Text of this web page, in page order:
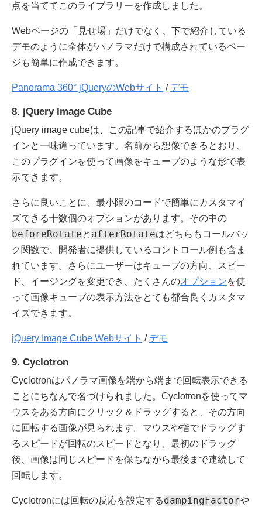
点を当ててこのライブラリーを作成しました。
Webページの「見せ場」だけでなく、下で紹介している
デモのように全体がパノラマだけで構成されているペー
ジも簡単に作成できます。
Panorama 360° jQueryのWebサイト / デモ
8. jQuery Image Cube
jQuery image cubeは、この記事で紹介するほかのプラグ
インと一味違っています。名前から想像できるとおり、
このプラグインを使って画像をキューブのような形で表
示できます。
さらに良いことに、最小限のコードで簡単にカスタマイ
ズできる十数個のオプションがあります。その中の
beforeRotateと afterRotateはどちらもコールバッ
ク関数で、開発者に提供しているコントロール例も含ま
れています。さらにユーザーはキューブの方向、スピー
ド、イージングを変更でき、たくさんのオプションを使
って画像キューブの表示方法をとても都合良くカスタマ
イズできます。
jQuery Image Cube Webサイト / デモ
9. Cyclotron
Cyclotronはパノラマ画像を端から端まで回転表示できる
ことにちなんで名づけられました。Cyclotronを使ってマ
ウスをある方向にクリック＆ドラッグすると、その方向
に回転する画像が見られます。マウスや指でドラッグす
るスピードが回転のスピードとなり、最初のドラッグ
後、画像は同じスピードを保ちながら最後まで連続して
回転します。
Cyclotronには回転の反応を設定するdampingFactorや